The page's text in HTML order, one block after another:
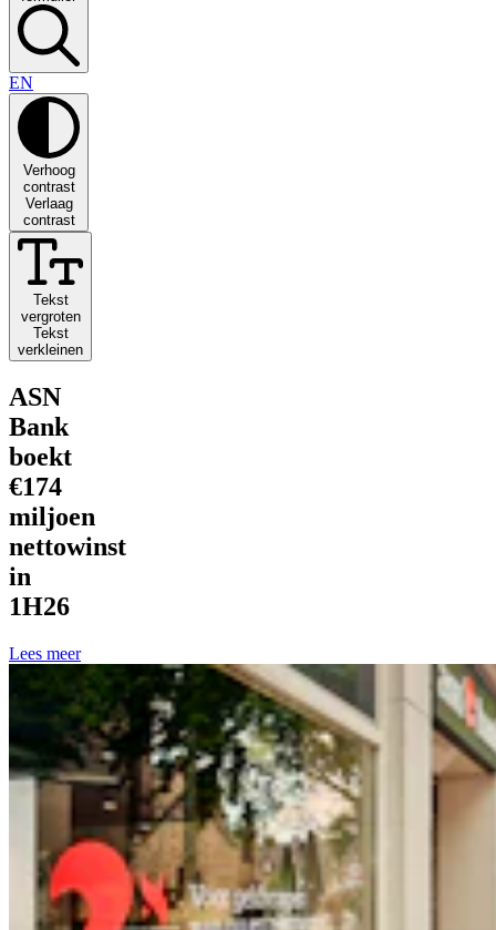
EN
Verhoog
contrast
Verlaag
contrast
Tekst
vergroten
Tekst
verkleinen
ASN
Bank
boekt
€174
miljoen
nettowinst
in
1H26
Lees meer